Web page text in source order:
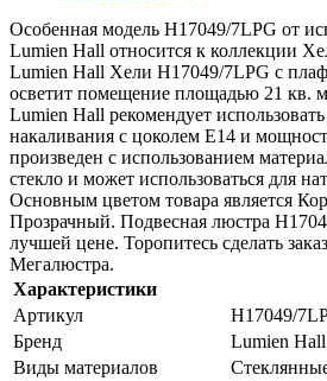
Особенная модель H17049/7LPG от
Lumien Hall относится к коллекции
Lumien Hall Хели H17049/7LPG с
осветит помещение площадью 21 кв.
Lumien Hall рекомендует
накаливания с цоколем E14 и
произведен с использованием
стекло и может использоваться для
Основным цветом товара является
Прозрачный. Подвесная люстра
лучшей цене. Торопитесь сделать
Мегалюстра.
Характеристики
Артикул
H17049/
Бренд
Lumien Hall
Виды материалов